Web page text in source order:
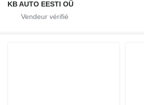
KB AUTO EESTI OÜ